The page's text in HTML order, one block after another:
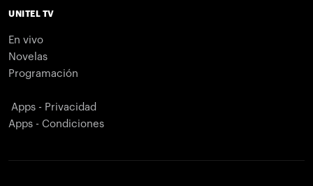
UNITEL TV
En vivo
Novelas
Programación
Apps - Privacidad
Apps - Condiciones